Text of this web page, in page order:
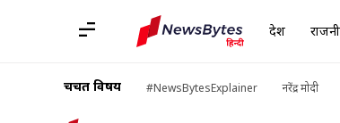
देश
चर्चित विषय #NewsBytesExplainer नरेंद्र मोदी